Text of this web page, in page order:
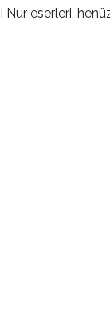
Nur eserleri,